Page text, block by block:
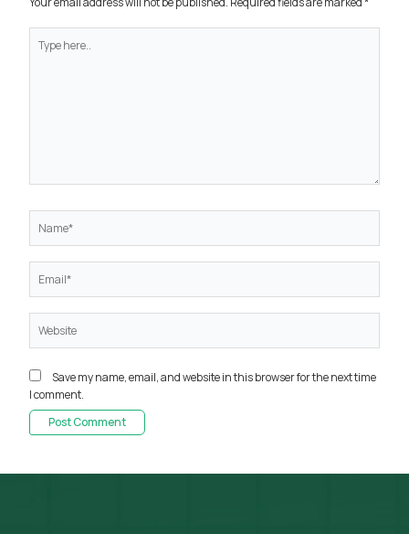
here..
Save my name, email, and website in this browser for the next time
I comment.